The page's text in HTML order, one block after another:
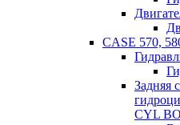
CASE 570,
Задняя
CYL